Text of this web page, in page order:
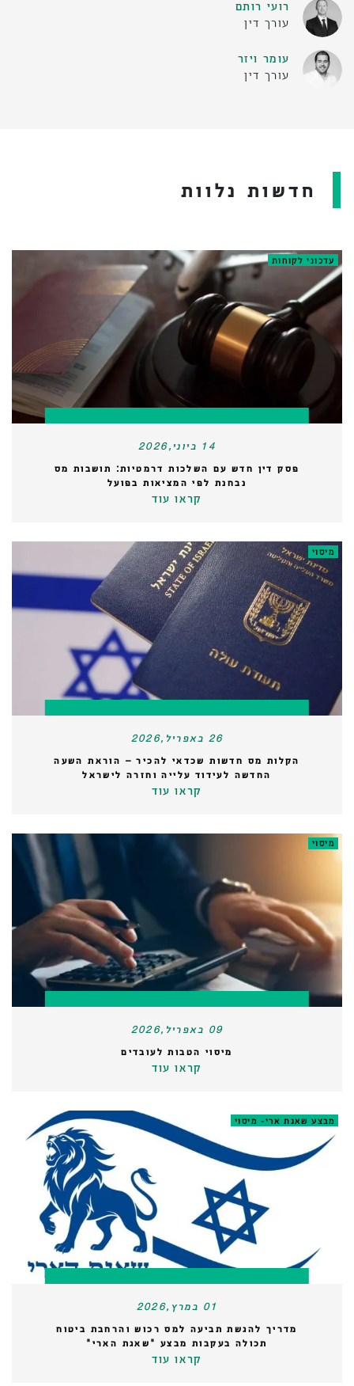
רועי רותם
עורך דין
עומר ויזר
עורך דין
חדשות נלוות
עדכוני לקוחות
14 ביוני,2026
פסק דין חדש עם השלכות דרמטיות: תושבות מס
נבחנת לפי המציאות בפועל
קראו עוד
מיסוי
26 באפריל,2026
הקלות מס חדשות שכדאי להכיר – הוראת השעה
החדשה לעידוד עלייה וחזרה לישראל
קראו עוד
מיסוי
09 באפריל,2026
מיסוי הטבות לעובדים
קראו עוד
מבצע שאגת ארי- מיסוי
01 במרץ,2026
מדריך להגשת תביעה למס רכוש והרחבת ביטוח
תכולה בעקבות מבצע "שאגת הארי"
קראו עוד